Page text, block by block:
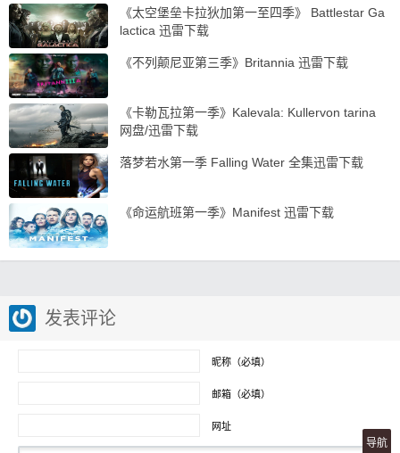
《太空堡垒卡拉狄加第一至四季》 Battlestar Ga
lactica 迅雷下载
《不列颠尼亚第三季》Britannia 迅雷下载
《卡勒瓦拉第一季》Kalevala: Kullervon tarina
网盘/迅雷下载
落梦若水第一季 Falling Water 全集迅雷下载
《命运航班第一季》Manifest 迅雷下载
发表评论
昵称（必填）
邮箱（必填）
网址
导航